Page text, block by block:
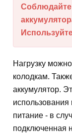
Соблюдайте
Нагрузку
колодкам.
аккумулятор.
питание - в
подключенная